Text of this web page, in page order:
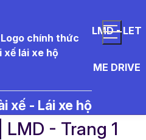
LMD - LET
ME DRIVE
xế - Lái xe hộ
Tài Xế Lái Xe
LMD - Trang 1​